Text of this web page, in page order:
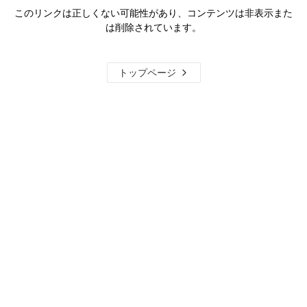
このリンクは正しくない可能性があり、コンテンツは非表示また
は削除されています。
トップページ